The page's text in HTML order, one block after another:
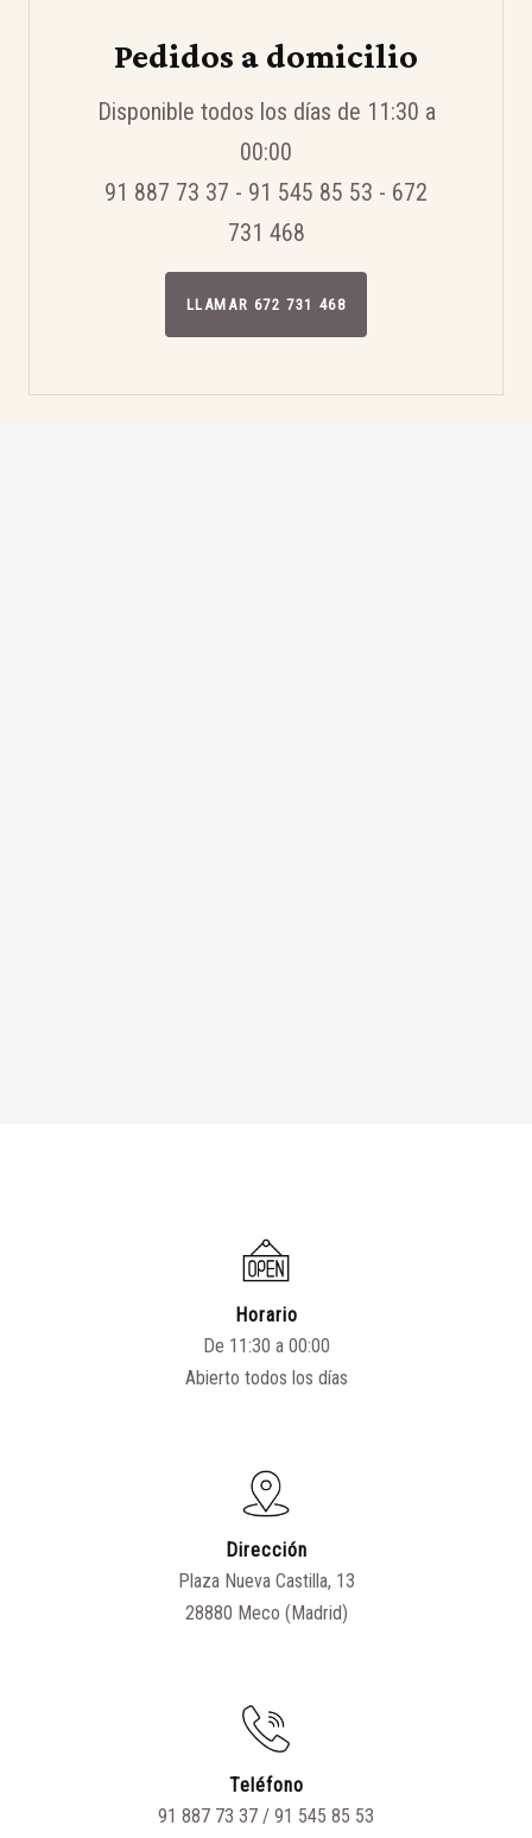
Pedidos a domicilio
Disponible todos los días de 11:30 a
00:00
91 887 73 37 - 91 545 85 53 - 672
731 468
LLAMAR 672 731 468
Horario
De 11:30 a 00:00
Abierto todos los días
Dirección
Plaza Nueva Castilla, 13
28880 Meco (Madrid)
Teléfono
91 887 73 37 / 91 545 85 53